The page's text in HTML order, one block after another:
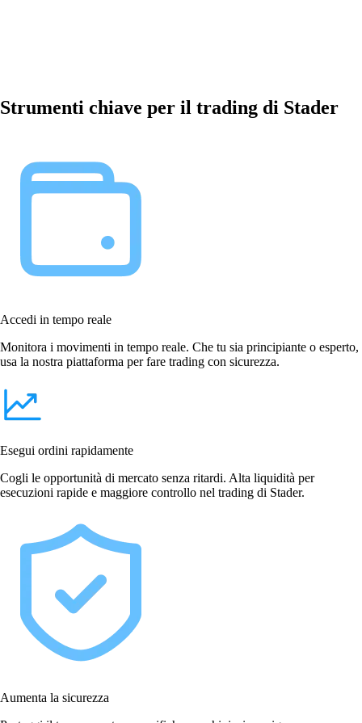
Strumenti chiave per il trading di Stader
Accedi in tempo reale
Monitora i movimenti in tempo reale. Che tu sia principiante o esperto,
usa la nostra piattaforma per fare trading con sicurezza.
Esegui ordini rapidamente
Cogli le opportunità di mercato senza ritardi. Alta liquidità per
esecuzioni rapide e maggiore controllo nel trading di Stader.
Aumenta la sicurezza